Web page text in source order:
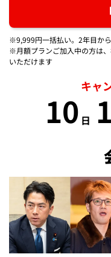
※9,999円一括払い。2年目から
※月額プランご加入中の方は
いただけます
キャ
10 日